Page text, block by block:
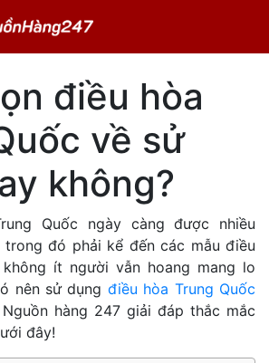
điều hòa
về sử
không?
Quốc ngày càng được nhiều
trong đó phải kể đến các mẫu điều
ít người vẫn hoang mang lo
nên sử dụng điều hòa Trung Quốc
hàng 247 giải đáp thắc mắc
đây!